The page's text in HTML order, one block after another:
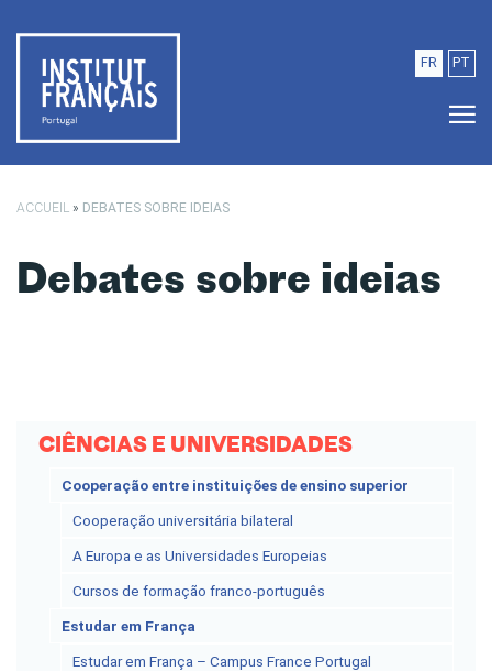
FR PT
ACCUEIL » DEBATES SOBRE IDEIAS
Debates sobre ideias
CIÊNCIAS E UNIVERSIDADES
Cooperação entre instituições de ensino superior
Cooperação universitária bilateral
A Europa e as Universidades Europeias
Cursos de formação franco-português
Estudar em França
Estudar em França – Campus France Portugal